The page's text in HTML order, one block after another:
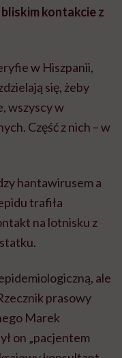
kontakcie z
w Hiszpanii,
się, żeby
wszyscy w
Część z nich – w
hantawirusem a
trafiła
na lotnisku z
ale
prasowy
Marek
on „pacjentem